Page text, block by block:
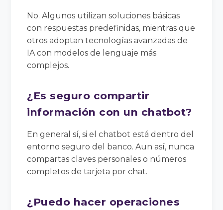
No. Algunos utilizan soluciones básicas
con respuestas predefinidas, mientras que
otros adoptan tecnologías avanzadas de
IA con modelos de lenguaje más
complejos.
¿Es seguro compartir
información con un chatbot?
En general sí, si el chatbot está dentro del
entorno seguro del banco. Aun así, nunca
compartas claves personales o números
completos de tarjeta por chat.
¿Puedo hacer operaciones